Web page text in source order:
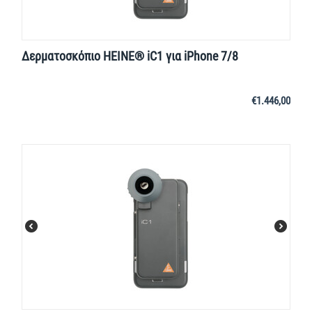
Δερματοσκόπιο HEINE® iC1 για iPhone 7/8
€1.446,00